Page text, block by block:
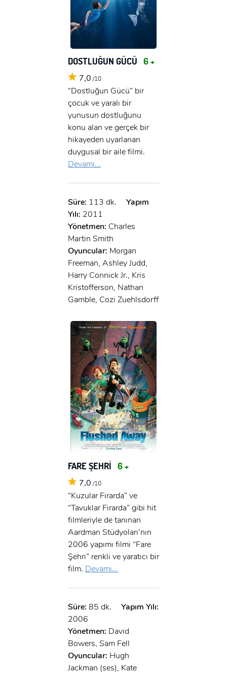
DOSTLUĞUN GÜCÜ 6 +
7,0 /10
“Dostluğun Gücü” bir
çocuk ve yaralı bir
yunusun dostluğunu
konu alan ve gerçek bir
hikayeden uyarlanan
duygusal bir aile filmi.
Devamı...
Süre: 113 dk.
Yapım
Yılı: 2011
Yönetmen: Charles
Martin Smith
Oyuncular: Morgan
Freeman, Ashley Judd,
Harry Connick Jr., Kris
Kristofferson, Nathan
Gamble, Cozi Zuehlsdorff
FARE ŞEHRİ 6 +
7,0 /10
“Kuzular Firarda” ve
“Tavuklar Firarda” gibi hit
filmleriyle de tanınan
Aardman Stüdyoları’nın
2006 yapımı filmi “Fare
Şehri” renkli ve yaratıcı bir
film. Devamı...
Süre: 85 dk.
Yapım Yılı:
2006
Yönetmen: David
Bowers, Sam Fell
Oyuncular: Hugh
Jackman (ses), Kate